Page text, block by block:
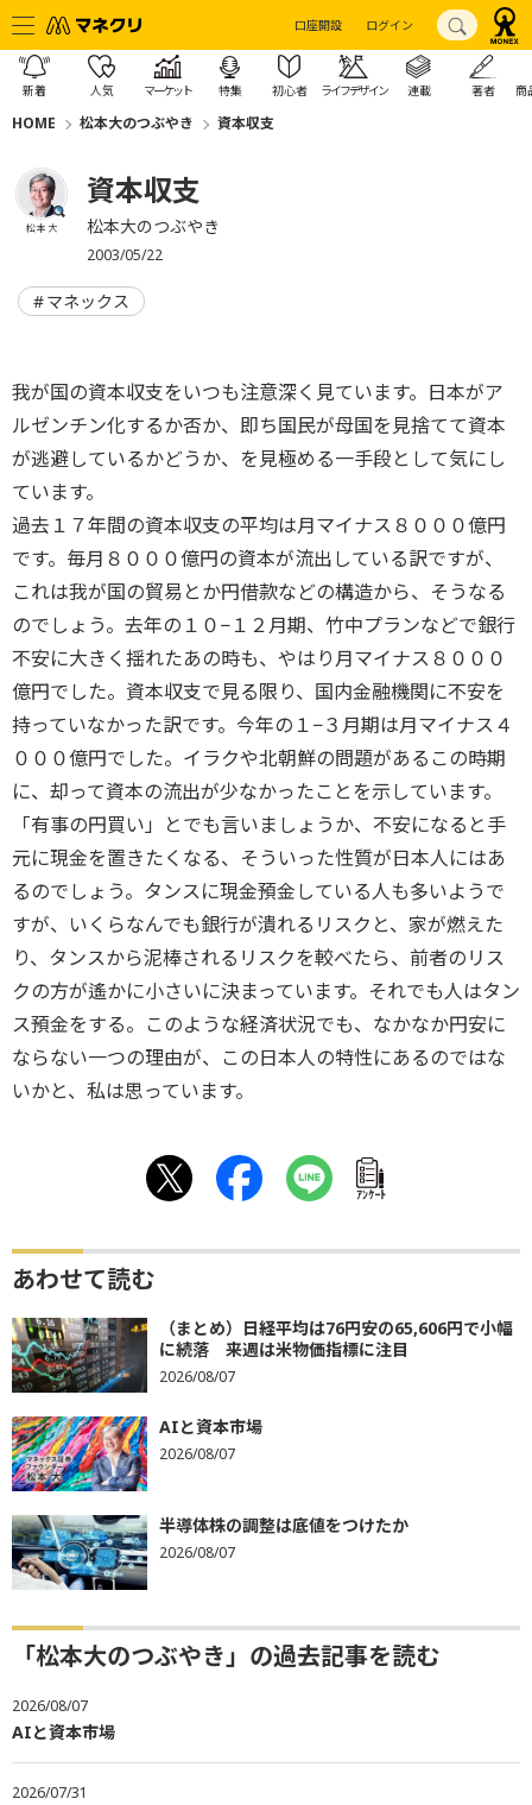
口座開設 ログイン
新着 人気 マーケット 特集 初心者 ライフデザイン 連載 著者 商
HOME 松本大のつぶやき 資本収支
松本 大
資本収支
松本大のつぶやき
2003/05/22
マネックス
我が国の資本収支をいつも注意深く見ています。日本がア
ルゼンチン化するか否か、即ち国民が母国を見捨てて資本
が逃避しているかどうか、を見極める一手段として気にし
ています。
過去１７年間の資本収支の平均は月マイナス８０００億円
です。毎月８０００億円の資本が流出している訳ですが、
これは我が国の貿易とか円借款などの構造から、そうなる
のでしょう。去年の１０−１２月期、竹中プランなどで銀行
不安に大きく揺れたあの時も、やはり月マイナス８０００
億円でした。資本収支で見る限り、国内金融機関に不安を
持っていなかった訳です。今年の１−３月期は月マイナス４
０００億円でした。イラクや北朝鮮の問題があるこの時期
に、却って資本の流出が少なかったことを示しています。
「有事の円買い」とでも言いましょうか、不安になると手
元に現金を置きたくなる、そういった性質が日本人にはあ
るのでしょう。タンスに現金預金している人も多いようで
すが、いくらなんでも銀行が潰れるリスクと、家が燃えた
り、タンスから泥棒されるリスクを較べたら、前者のリス
クの方が遙かに小さいに決まっています。それでも人はタン
ス預金をする。このような経済状況でも、なかなか円安に
ならない一つの理由が、この日本人の特性にあるのではな
いかと、私は思っています。
ｱﾝｹｰﾄ
あわせて読む
（まとめ）日経平均は76円安の65,606円で小幅
に続落 来週は米物価指標に注目
2026/08/07
AIと資本市場
2026/08/07
半導体株の調整は底値をつけたか
2026/08/07
「松本大のつぶやき」の過去記事を読む
2026/08/07
AIと資本市場
2026/07/31